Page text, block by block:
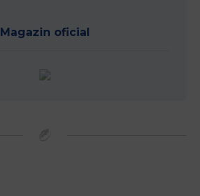
Magazin oficial